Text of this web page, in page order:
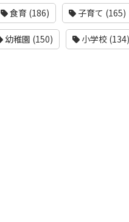
食育 (186) 子育て (165)
幼稚園 (150) 小学校 (134)